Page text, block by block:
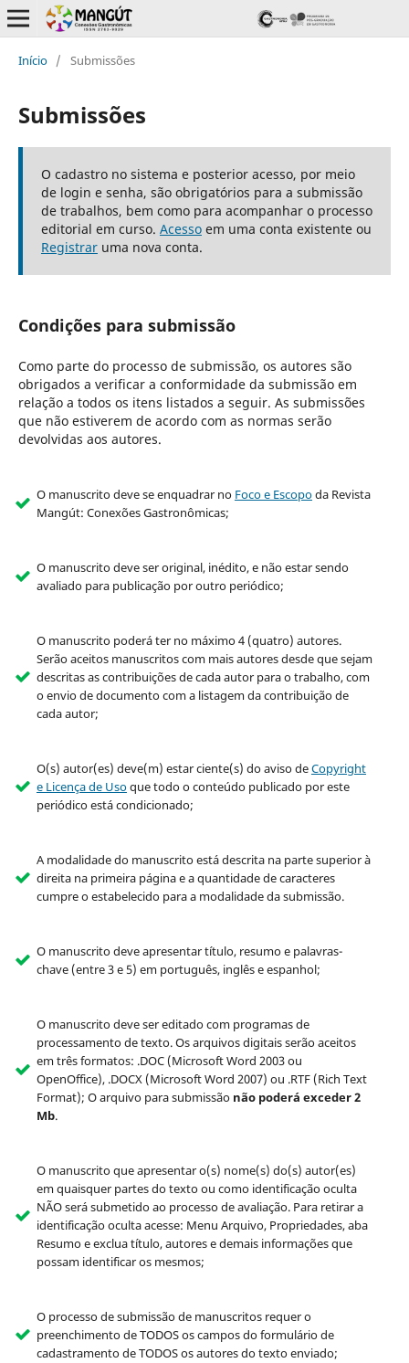
Início / Submissões
Submissões
O cadastro no sistema e posterior acesso, por meio
de login e senha, são obrigatórios para a submissão
de trabalhos, bem como para acompanhar o processo
editorial em curso. Acessoem uma conta existente ou
Registraruma nova conta.
Condições para submissão
Como parte do processo de submissão, os autores são
obrigados a verificar a conformidade da submissão em
relação a todos os itens listados a seguir. As submissões
que não estiverem de acordo com as normas serão
devolvidas aos autores.
O manuscrito deve se enquadrar no Foco e Escopoda Revista
Mangút: Conexões Gastronômicas;
O manuscrito deve ser original, inédito, e não estar sendo
avaliado para publicação por outro periódico;
O manuscrito poderá ter no máximo 4 (quatro) autores.
Serão aceitos manuscritos com mais autores desde que sejam
descritas as contribuições de cada autor para o trabalho, com
o envio de documento com a listagem da contribuição de
cada autor;
O(s) autor(es) deve(m) estar ciente(s) do aviso deCopyright
e Licença de Usoque todo o conteúdo publicado por este
periódico está condicionado;
A modalidade do manuscrito está descrita na parte superior à
direita na primeira página e a quantidade de caracteres
cumpre o estabelecido para a modalidade da submissão.
O manuscrito deve apresentar título, resumo e palavras-
chave (entre 3 e 5) em português, inglês e espanhol;
O manuscrito deve ser editado com programas de
processamento de texto. Os arquivos digitais serão aceitos
em três formatos: .DOC (Microsoft Word 2003 ou
OpenOffice), .DOCX (Microsoft Word 2007) ou .RTF (Rich Text
Format); O arquivo para submissãonão poderá exceder 2
Mb.
O manuscrito que apresentar o(s) nome(s) do(s) autor(es)
em quaisquer partes do texto ou como identificação oculta
NÃO será submetido ao processo de avaliação. Para retirar a
identificação oculta acesse: Menu Arquivo, Propriedades, aba
Resumo e exclua título, autores e demais informações que
possam identificar os mesmos;
O processo de submissão de manuscritos requer o
preenchimento de TODOS os campos do formulário de
cadastramento de TODOS os autores do texto enviado;